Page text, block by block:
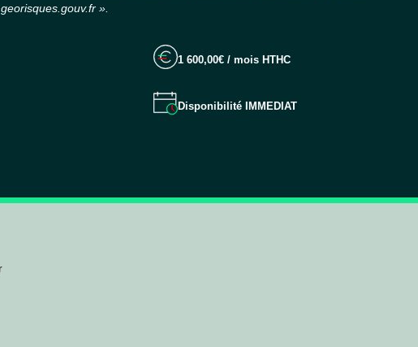
».
1 600,00€ / mois HTHC
Disponibilité IMMEDIAT